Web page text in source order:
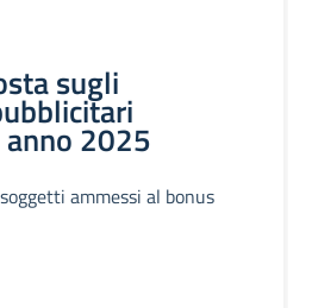
sugli
2025
ammessi al bonus